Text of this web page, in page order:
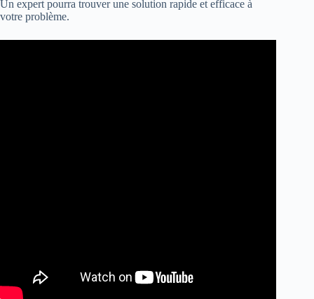
Un expert pourra trouver une solution rapide et efficace à
votre problème.